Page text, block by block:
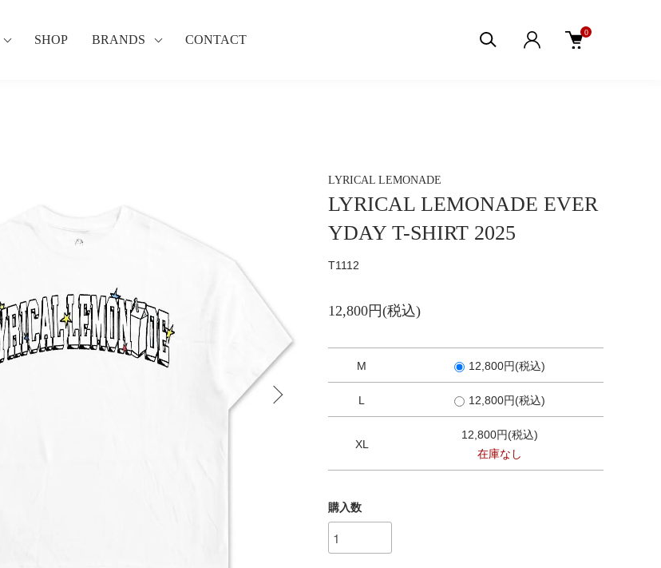
SHOP BRANDS CONTACT
0
LYRICAL LEMONADE
LYRICAL LEMONADE EVER
YDAY T-SHIRT 2025
T1112
12,800円(税込)
M 12,800円(税込)
L 12,800円(税込)
XL
12,800円(税込)
在庫なし
購入数